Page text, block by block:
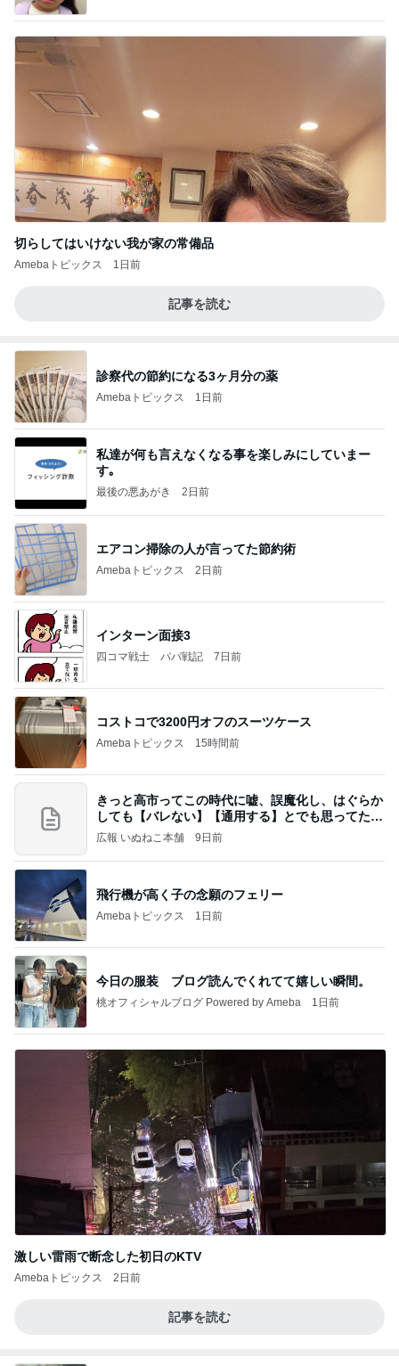
切らしてはいけない我が家の常備品
Amebaトピックス 1日前
記事を読む
診察代の節約になる3ヶ月分の薬
Amebaトピックス 1日前
私達が何も言えなくなる事を楽しみにしていまー
す｡
最後の悪あがき 2日前
エアコン掃除の人が言ってた節約術
Amebaトピックス 2日前
インターン面接3
四コマ戦士 パパ戦記 7日前
コストコで3200円オフのスーツケース
Amebaトピックス 15時間前
きっと高市ってこの時代に嘘、誤魔化し、はぐらか
しても【バレない】【通用する】とでも思ってたん
だろ
広報 いぬねこ本舗 9日前
飛行機が高く子の念願のフェリー
Amebaトピックス 1日前
今日の服装 ブログ読んでくれてて嬉しい瞬間。
桃オフィシャルブログ Powered by Ameba 1日前
激しい雷雨で断念した初日のKTV
Amebaトピックス 2日前
記事を読む